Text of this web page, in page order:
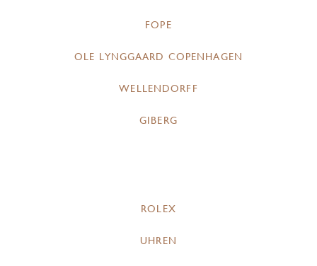
FOPE
OLE LYNGGAARD COPENHAGEN
WELLENDORFF
GIBERG
ROLEX
UHREN